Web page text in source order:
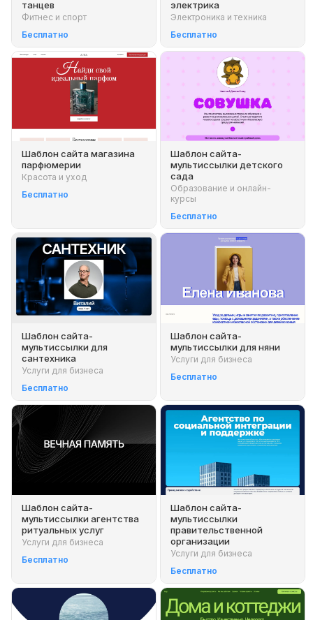
танцев
Фитнес и спорт
Бесплатно
электрика
Электроника и техника
Бесплатно
Шаблон сайта магазина
парфюмерии
Красота и уход
Бесплатно
Шаблон сайта-
мультиссылки детского
сада
Образование и онлайн-
курсы
Бесплатно
Шаблон сайта-
мультиссылки для
сантехника
Услуги для бизнеса
Бесплатно
Шаблон сайта-
мультиссылки для няни
Услуги для бизнеса
Бесплатно
Шаблон сайта-
мультиссылки агентства
ритуальных услуг
Услуги для бизнеса
Бесплатно
Шаблон сайта-
мультиссылки
правительственной
организации
Услуги для бизнеса
Бесплатно